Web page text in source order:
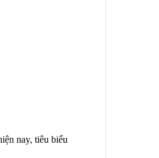
nay, tiêu biểu